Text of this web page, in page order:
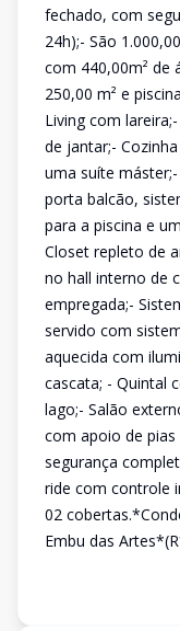
fechado, com
24h);- São
com 440,00m² de
250,00 m² e
Living com
de jantar;-
uma suíte
porta balcão,
para a piscina e
Closet repleto de
no hall interno de
empregada;-
servido com
aquecida com
cascata; - Quintal
lago;- Salão
com apoio de
segurança
ride com controle
02
Embu das